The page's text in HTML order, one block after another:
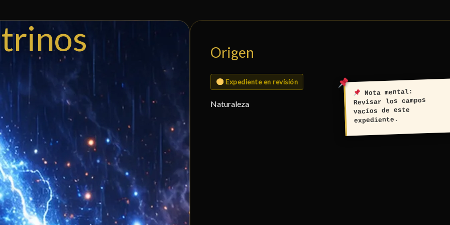
Origen
Expediente en revisión
Naturaleza
Nota mental:
Revisar los campos
vacíos de este
expediente.